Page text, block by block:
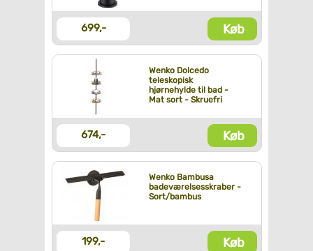
699,- Køb
Wenko Dolcedo
teleskopisk
hjørnehylde til bad -
Mat sort - Skruefri
674,- Køb
Wenko Bambusa
badeværelsesskraber -
Sort/bambus
199,- Køb